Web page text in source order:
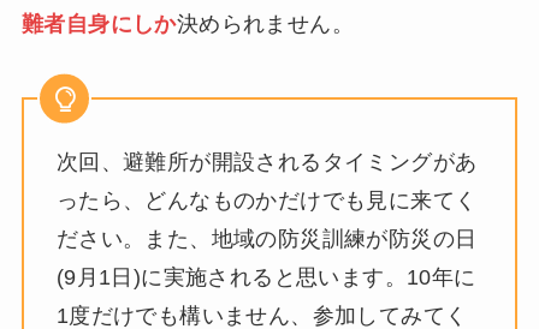
難者自身にしか決められません。
次回、避難所が開設されるタイミングがあ
ったら、どんなものかだけでも見に来てく
ださい。また、地域の防災訓練が防災の日
(9月1日)に実施されると思います。10年に
1度だけでも構いません、参加してみてく